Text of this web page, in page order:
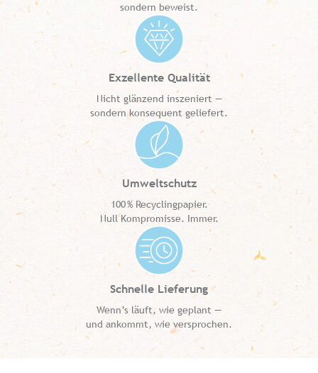
sondern beweist.
Exzellente Qualität
Nicht glänzend inszeniert —
sondern konsequent geliefert.
Umweltschutz
100 % Recyclingpapier.
Null Kompromisse. Immer.
Schnelle Lieferung
Wenn’s läuft, wie geplant —
und ankommt, wie versprochen.